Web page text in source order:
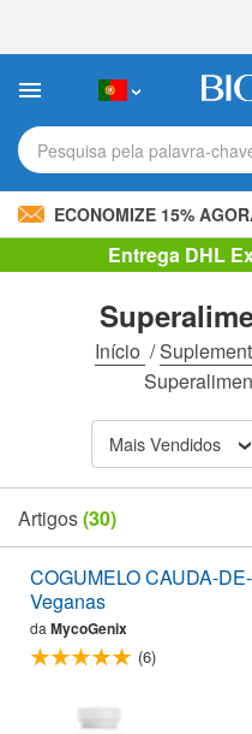
site
um
de
acessibilidade.
Pesquisa pela palavra-
ECONOMIZE 15%
Entrega DHL
Início /
Mais Vendidos
Artigos(30)
COGUMELO CAUDA-
Veganas
daMycoGenix
(6)